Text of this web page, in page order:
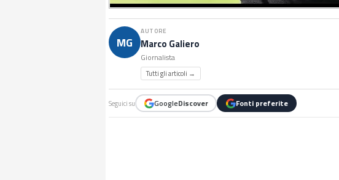
MG
AUTORE
Marco Galiero
Giornalista
Tutti gli articoli →
Seguici su GoogleDiscover Fonti preferite